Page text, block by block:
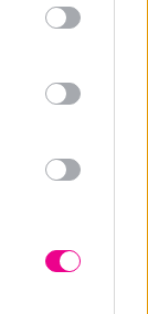
Price
through